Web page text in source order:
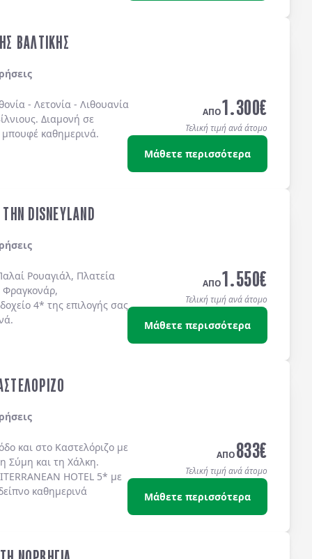
ΒΑΛΤΙΚΗΣ
- Λετονία - Λιθουανία
. Διαμονή σε
καθημερινά.
ΑΠΟ1.300€
Τελική τιμή ανά άτομο
Μάθετε περισσότερα
DISNEYLAND
Ρουαγιάλ, Πλατεία
4* της επιλογής σας
ΑΠΟ1.550€
Τελική τιμή ανά άτομο
Μάθετε περισσότερα
και στο Καστελόριζο με
Σύμη και τη Χάλκη.
HOTEL 5* με
καθημερινά
ΑΠΟ833€
Τελική τιμή ανά άτομο
Μάθετε περισσότερα